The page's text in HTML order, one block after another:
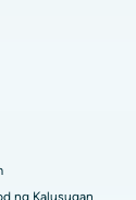
Road, Kakinada
ng Kalusugan